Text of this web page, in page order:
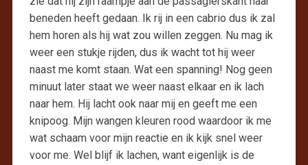
beneden heeft gedaan. Ik rij in een cabrio dus ik zal
hem horen als hij wat zou willen zeggen. Nu mag ik
weer een stukje rijden, dus ik wacht tot hij weer
naast me komt staan. Wat een spanning! Nog geen
minuut later staat we weer naast elkaar en ik lach
naar hem. Hij lacht ook naar mij en geeft me een
knipoog. Mijn wangen kleuren rood waardoor ik me
wat schaam voor mijn reactie en ik kijk snel weer
voor me. Wel blijf ik lachen, want eigenlijk is de